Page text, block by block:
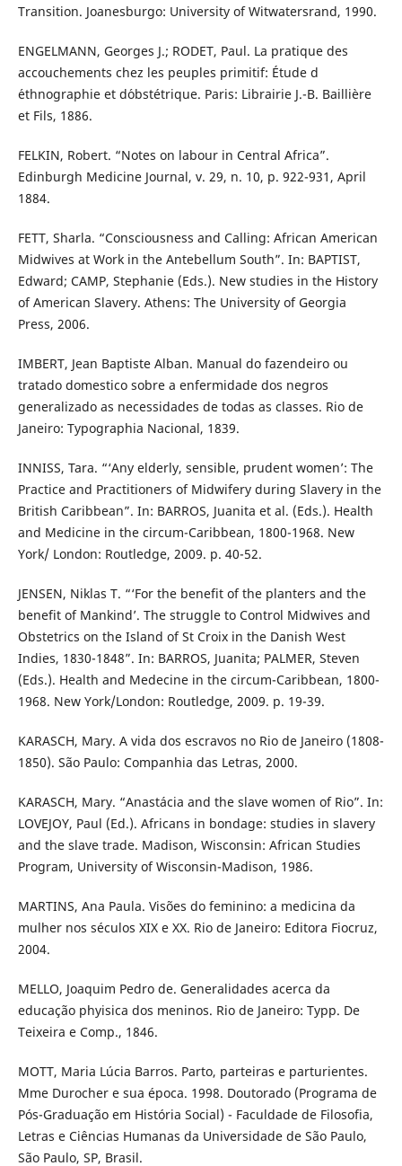
Transition. Joanesburgo: University of Witwatersrand, 1990.
ENGELMANN, Georges J.; RODET, Paul. La pratique des
accouchements chez les peuples primitif: Étude d
´ethnographie et d´obstétrique. Paris: Librairie J.-B. Baillière
et Fils, 1886.
FELKIN, Robert. “Notes on labour in Central Africa”.
Edinburgh Medicine Journal, v. 29, n. 10, p. 922-931, April
1884.
FETT, Sharla. “Consciousness and Calling: African American
Midwives at Work in the Antebellum South”. In: BAPTIST,
Edward; CAMP, Stephanie (Eds.). New studies in the History
of American Slavery. Athens: The University of Georgia
Press, 2006.
IMBERT, Jean Baptiste Alban. Manual do fazendeiro ou
tratado domestico sobre a enfermidade dos negros
generalizado as necessidades de todas as classes. Rio de
Janeiro: Typographia Nacional, 1839.
INNISS, Tara. “‘Any elderly, sensible, prudent women’: The
Practice and Practitioners of Midwifery during Slavery in the
British Caribbean”. In: BARROS, Juanita et al. (Eds.). Health
and Medicine in the circum-Caribbean, 1800-1968. New
York/ London: Routledge, 2009. p. 40-52.
JENSEN, Niklas T. “‘For the benefit of the planters and the
benefit of Mankind’. The struggle to Control Midwives and
Obstetrics on the Island of St Croix in the Danish West
Indies, 1830-1848”. In: BARROS, Juanita; PALMER, Steven
(Eds.). Health and Medecine in the circum-Caribbean, 1800-
1968. New York/London: Routledge, 2009. p. 19-39.
KARASCH, Mary. A vida dos escravos no Rio de Janeiro (1808-
1850). São Paulo: Companhia das Letras, 2000.
KARASCH, Mary. “Anastácia and the slave women of Rio”. In:
LOVEJOY, Paul (Ed.). Africans in bondage: studies in slavery
and the slave trade. Madison, Wisconsin: African Studies
Program, University of Wisconsin-Madison, 1986.
MARTINS, Ana Paula. Visões do feminino: a medicina da
mulher nos séculos XIX e XX. Rio de Janeiro: Editora Fiocruz,
2004.
MELLO, Joaquim Pedro de. Generalidades acerca da
educação phyisica dos meninos. Rio de Janeiro: Typp. De
Teixeira e Comp., 1846.
MOTT, Maria Lúcia Barros. Parto, parteiras e parturientes.
Mme Durocher e sua época. 1998. Doutorado (Programa de
Pós-Graduação em História Social) - Faculdade de Filosofia,
Letras e Ciências Humanas da Universidade de São Paulo,
São Paulo, SP, Brasil.